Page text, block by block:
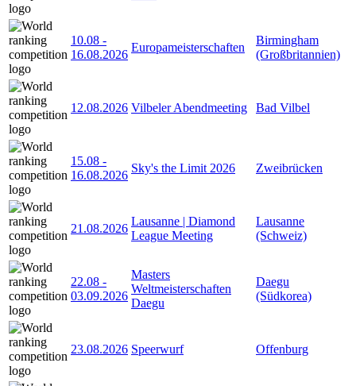
10.08 -
16.08.2026
Europameisterschaften
Birmingham
(Großbritannien)
12.08.2026 Vilbeler Abendmeeting Bad Vilbel
15.08 -
16.08.2026
Sky's the Limit 2026 Zweibrücken
21.08.2026
Lausanne | Diamond
League Meeting
Lausanne
(Schweiz)
22.08 -
03.09.2026
Masters
Weltmeisterschaften
Daegu
Daegu
(Südkorea)
23.08.2026 Speerwurf Offenburg